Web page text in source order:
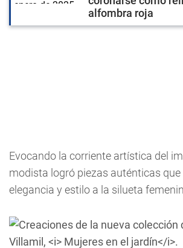
alfombra roja
Evocando la corriente artística del
modista logró piezas auténticas
elegancia y estilo a la silueta